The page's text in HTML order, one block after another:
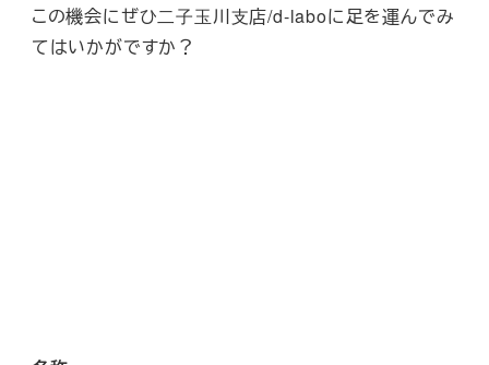
この機会にぜひ⼆⼦⽟川⽀店/d-laboに足を運んでみ
てはいかがですか？